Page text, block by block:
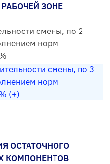
ЗОНЕ
смены, по 2
норм
смены, по 3
норм
(+)
ОСТАТОЧНОГО
КОМПОНЕНТОВ